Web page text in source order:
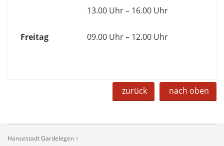
13.00 Uhr – 16.00 Uhr
Freitag 09.00 Uhr – 12.00 Uhr
zurück nach oben
Hansestadt Gardelegen